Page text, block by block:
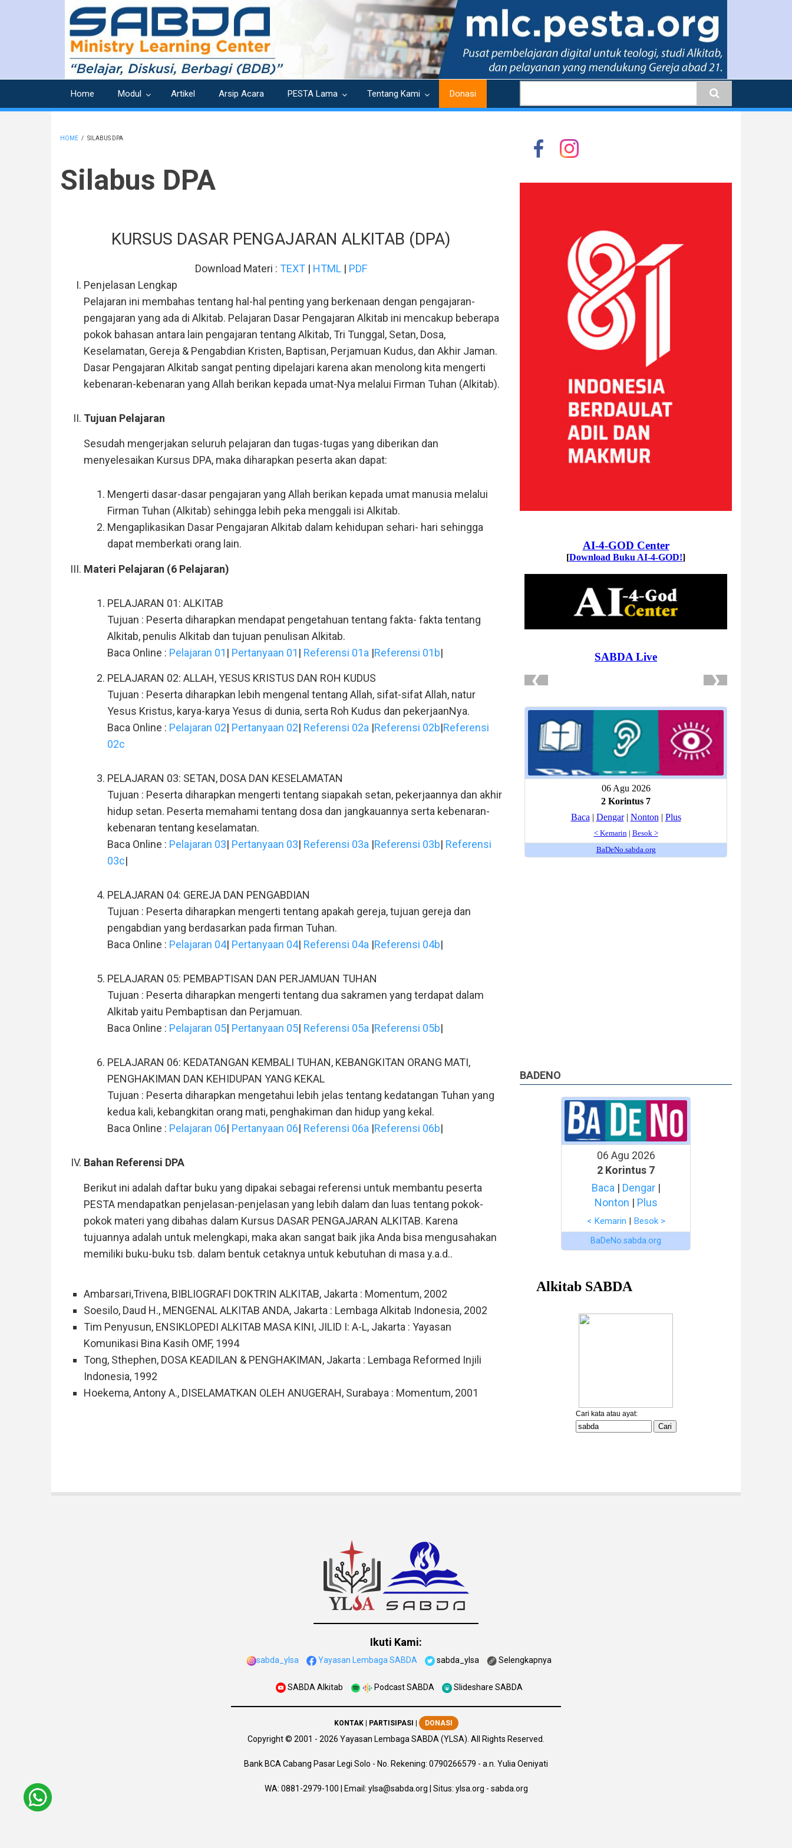
Home Modul Artikel Arsip Acara PESTA Lama Tentang Kami Donasi
HOME / SILABUS DPA
Silabus DPA
KURSUS DASAR PENGAJARAN ALKITAB (DPA)
Download Materi : TEXT | HTML | PDF
Penjelasan Lengkap
Pelajaran ini membahas tentang hal-hal penting yang berkenaan dengan pengajaran-
pengajaran yang ada di Alkitab. Pelajaran Dasar Pengajaran Alkitab ini mencakup beberapa
pokok bahasan antara lain pengajaran tentang Alkitab, Tri Tunggal, Setan, Dosa,
Keselamatan, Gereja & Pengabdian Kristen, Baptisan, Perjamuan Kudus, dan Akhir Jaman.
Dasar Pengajaran Alkitab sangat penting dipelajari karena akan menolong kita mengerti
kebenaran-kebenaran yang Allah berikan kepada umat-Nya melalui Firman Tuhan (Alkitab).
Tujuan Pelajaran
Sesudah mengerjakan seluruh pelajaran dan tugas-tugas yang diberikan dan
menyelesaikan Kursus DPA, maka diharapkan peserta akan dapat:
Mengerti dasar-dasar pengajaran yang Allah berikan kepada umat manusia melalui
Firman Tuhan (Alkitab) sehingga lebih peka menggali isi Alkitab.
Mengaplikasikan Dasar Pengajaran Alkitab dalam kehidupan sehari- hari sehingga
dapat memberkati orang lain.
Materi Pelajaran (6 Pelajaran)
PELAJARAN 01: ALKITAB
Tujuan : Peserta diharapkan mendapat pengetahuan tentang fakta- fakta tentang
Alkitab, penulis Alkitab dan tujuan penulisan Alkitab.
Baca Online : Pelajaran 01 | Pertanyaan 01 | Referensi 01a |Referensi 01b|
PELAJARAN 02: ALLAH, YESUS KRISTUS DAN ROH KUDUS
Tujuan : Peserta diharapkan lebih mengenal tentang Allah, sifat-sifat Allah, natur
Yesus Kristus, karya-karya Yesus di dunia, serta Roh Kudus dan pekerjaanNya.
Baca Online : Pelajaran 02| Pertanyaan 02| Referensi 02a |Referensi 02b|Referensi
02c
PELAJARAN 03: SETAN, DOSA DAN KESELAMATAN
Tujuan : Peserta diharapkan mengerti tentang siapakah setan, pekerjaannya dan akhir
hidup setan. Peserta memahami tentang dosa dan jangkauannya serta kebenaran-
kebenaran tentang keselamatan.
Baca Online : Pelajaran 03| Pertanyaan 03| Referensi 03a |Referensi 03b| Referensi
03c|
PELAJARAN 04: GEREJA DAN PENGABDIAN
Tujuan : Peserta diharapkan mengerti tentang apakah gereja, tujuan gereja dan
pengabdian yang berdasarkan pada firman Tuhan.
Baca Online : Pelajaran 04| Pertanyaan 04| Referensi 04a |Referensi 04b|
PELAJARAN 05: PEMBAPTISAN DAN PERJAMUAN TUHAN
Tujuan : Peserta diharapkan mengerti tentang dua sakramen yang terdapat dalam
Alkitab yaitu Pembaptisan dan Perjamuan.
Baca Online : Pelajaran 05| Pertanyaan 05| Referensi 05a |Referensi 05b|
PELAJARAN 06: KEDATANGAN KEMBALI TUHAN, KEBANGKITAN ORANG MATI,
PENGHAKIMAN DAN KEHIDUPAN YANG KEKAL
Tujuan : Peserta diharapkan mengetahui lebih jelas tentang kedatangan Tuhan yang
kedua kali, kebangkitan orang mati, penghakiman dan hidup yang kekal.
Baca Online : Pelajaran 06| Pertanyaan 06| Referensi 06a |Referensi 06b|
Bahan Referensi DPA
Berikut ini adalah daftar buku yang dipakai sebagai referensi untuk membantu peserta
PESTA mendapatkan penjelasan-penjelasan yang lebih dalam dan luas tentang pokok-
pokok materi yang dibahas dalam Kursus DASAR PENGAJARAN ALKITAB. Karena
tujuannya adalah untuk melengkapi, maka akan sangat baik jika Anda bisa mengusahakan
memiliki buku-buku tsb. dalam bentuk cetaknya untuk kebutuhan di masa y.a.d..
Ambarsari,Trivena, BIBLIOGRAFI DOKTRIN ALKITAB, Jakarta : Momentum, 2002
Soesilo, Daud H., MENGENAL ALKITAB ANDA, Jakarta : Lembaga Alkitab Indonesia, 2002
Tim Penyusun, ENSIKLOPEDI ALKITAB MASA KINI, JILID I: A-L, Jakarta : Yayasan
Komunikasi Bina Kasih OMF, 1994
Tong, Sthephen, DOSA KEADILAN & PENGHAKIMAN, Jakarta : Lembaga Reformed Injili
Indonesia, 1992
Hoekema, Antony A., DISELAMATKAN OLEH ANUGERAH, Surabaya : Momentum, 2001
BADENO
06 Agu 2026
2 Korintus 7
Baca | Dengar|
Nonton | Plus
< Kemarin | Besok >
BaDeNo.sabda.org
Ikuti Kami:
sabda_ylsa Yayasan Lembaga SABDA sabda_ylsa Selengkapnya
SABDA Alkitab Podcast SABDA Slideshare SABDA
KONTAK| PARTISIPASI | DONASI
Copyright© 2001 - 2026 Yayasan Lembaga SABDA (YLSA). All Rights Reserved.
Bank BCA Cabang Pasar Legi Solo - No. Rekening: 0790266579 - a.n. Yulia Oeniyati
WA: 0881-2979-100 | Email: ylsa@sabda.org | Situs: ylsa.org - sabda.org